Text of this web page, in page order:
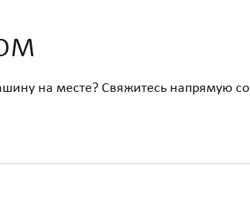
на месте? Свяжитесь напрямую со